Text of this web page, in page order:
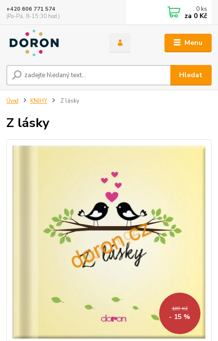
Menu
Hledat
+420 606 771 574
(Po-Pá, 8-15:30 hod.)
0 ks
za 0 Kč
Úvod KNIHY Z lásky
Z lásky
189 Kč
- 15 %